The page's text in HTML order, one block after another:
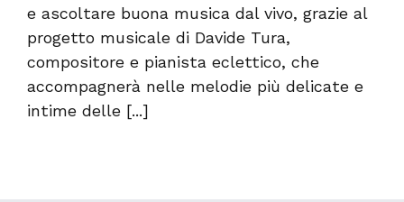
e ascoltare buona musica dal vivo, grazie al
progetto musicale di Davide Tura,
compositore e pianista eclettico, che
accompagnerà nelle melodie più delicate e
intime delle [...]